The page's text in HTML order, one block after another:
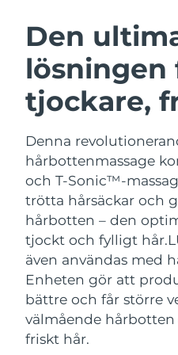
Den
tjockare,
Denna
hårbottenmassage
och T-Sonic™-
trötta hårsäckar och
hårbotten – den
tjockt och fylligt hår.
även användas med
Enheten gör att
bättre och får större
välmående
friskt hår.
Ansiktsrengöring
Anti-aging
LUNA™ 4
Massage,
LUNA™ 4
For men, anti-
Microcurrent
BEAR™ 2
Microcurrent
BEAR™ 2
Microcurrent
Återfuktning
UFO™ 3-
Deep facial
UFO™ 3
Near-infrared
device
issa™ 4
Hybrid
issa™ 4
Smart hybrid
FAQ™ ANTI-
Anti-aging
Österrike
Bahrain
Belgien
Bermuda
Bosnien och
Hercegovina
Brunei
Bulgarien
Kanada
Chile